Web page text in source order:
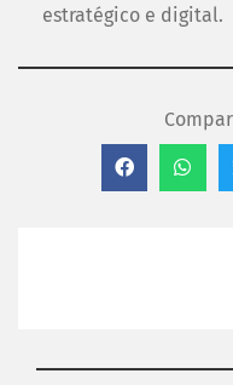
estratégico e digital.